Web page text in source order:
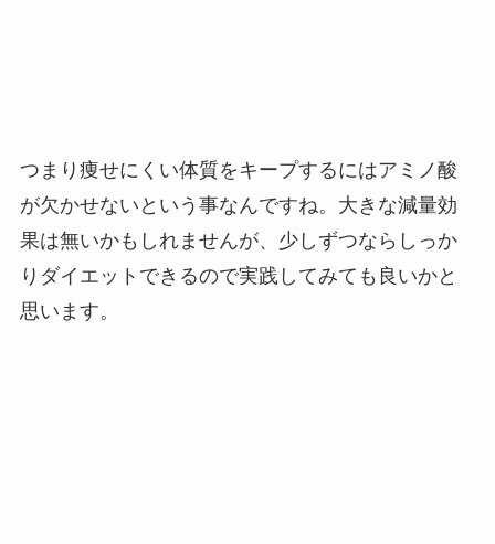
つまり痩せにくい体質をキープするにはアミノ酸
が欠かせないという事なんですね。大きな減量効
果は無いかもしれませんが、少しずつならしっか
りダイエットできるので実践してみても良いかと
思います。